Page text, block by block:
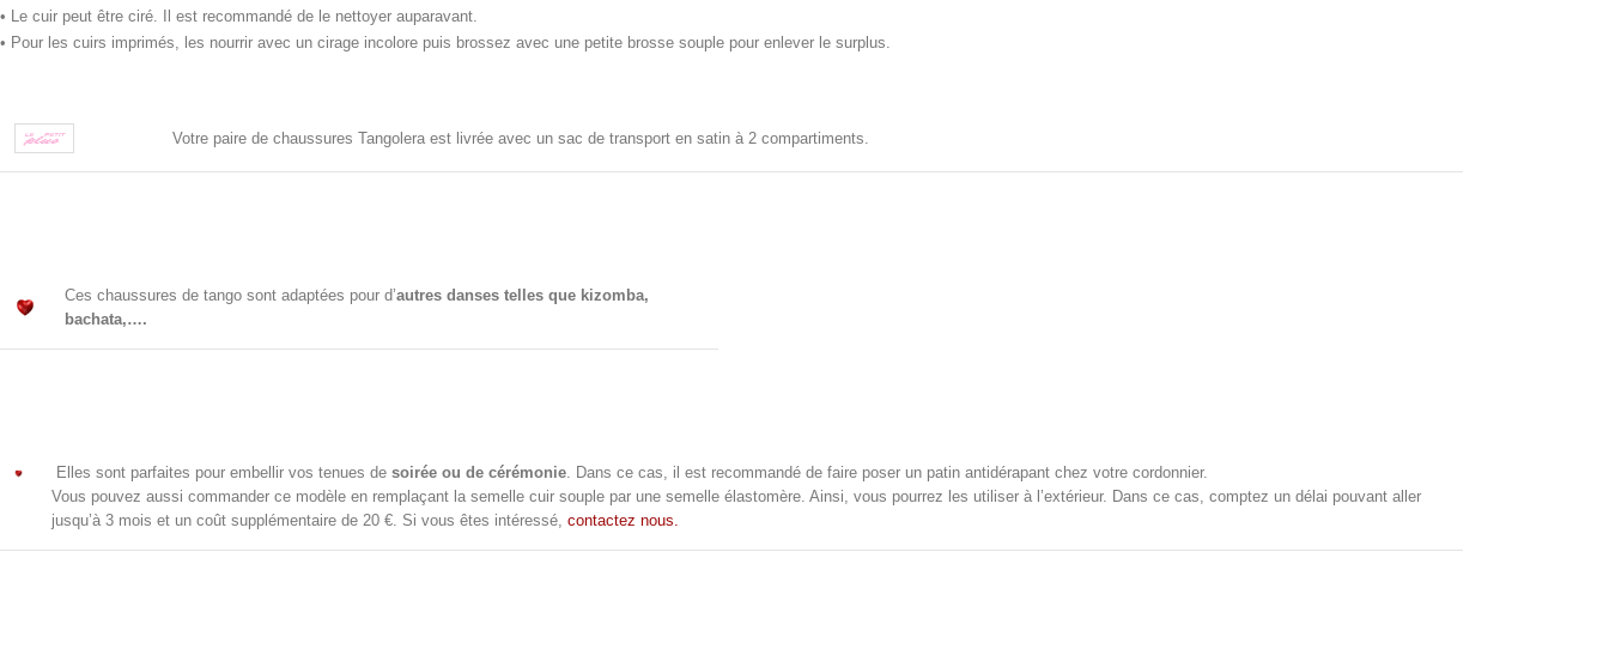
• Le cuir peut être ciré. Il est recommandé de le nettoyer auparavant.
• Pour les cuirs imprimés, les nourrir avec un cirage incolore puis brossez avec une petite brosse souple pour enlever le surplus.
Votre paire de chaussures Tangolera est livrée avec un sac de transport en satin à 2 compartiments.
Ces chaussures de tango sont adaptées pour d’autres danses telles que kizomba,
bachata,….
Elles sont parfaites pour embellir vos tenues de soirée ou de cérémonie . Dans ce cas, il est recommandé de faire poser un patin antidérapant chez votre cordonnier.
Vous pouvez aussi commander ce modèle en remplaçant la semelle cuir souple par une semelle élastomère. Ainsi, vous pourrez les utiliser à l’extérieur. Dans ce cas, comptez un délai pouvant aller
jusqu’à 3 mois et un coût supplémentaire de 20 €. Si vous êtes intéressé, contactez nous.